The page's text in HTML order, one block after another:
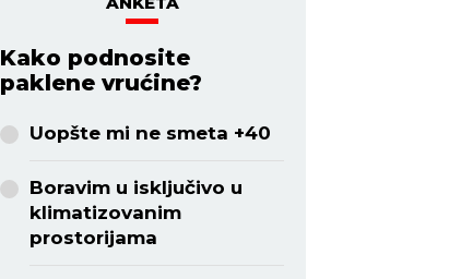
Kako podnosite
paklene vrućine?
Uopšte mi ne smeta +40
Boravim u isključivo u
klimatizovanim
prostorijama